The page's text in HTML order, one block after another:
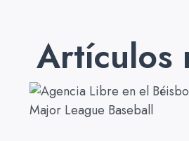
Artículos
Major League Baseball